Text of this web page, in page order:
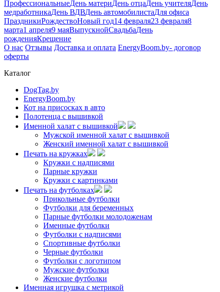
ПрофессиональныеДень материДень отцаДень учителяДень
медработникаДень ВДВДень автомобилистаДля офиса
ПраздникиРождествоНовый год14 февраля23 февраля8
марта1 апреля9 маяВыпускнойСвадьбаДень
рожденияКрещение
О нас Отзывы Доставка и оплата EnergyBoom.by- договор
оферты
Каталог
DogTag.by
EnergyBoom.by
Кот на присосках в авто
Полотенца с вышивкой
Именной халат с вышивкой
Мужской именной халат с вышивкой
Женский именной халат с вышивкой
Печать на кружках
Кружки с надписями
Парные кружки
Кружки с картинками
Печать на футболках
Прикольные футболки
Футболки для беременных
Парные футболки молодоженам
Именные футболки
Футболки с надписями
Спортивные футболки
Черные футболки
Футболки с логотипом
Мужские футболки
Женские футболки
Именная игрушка с метрикой